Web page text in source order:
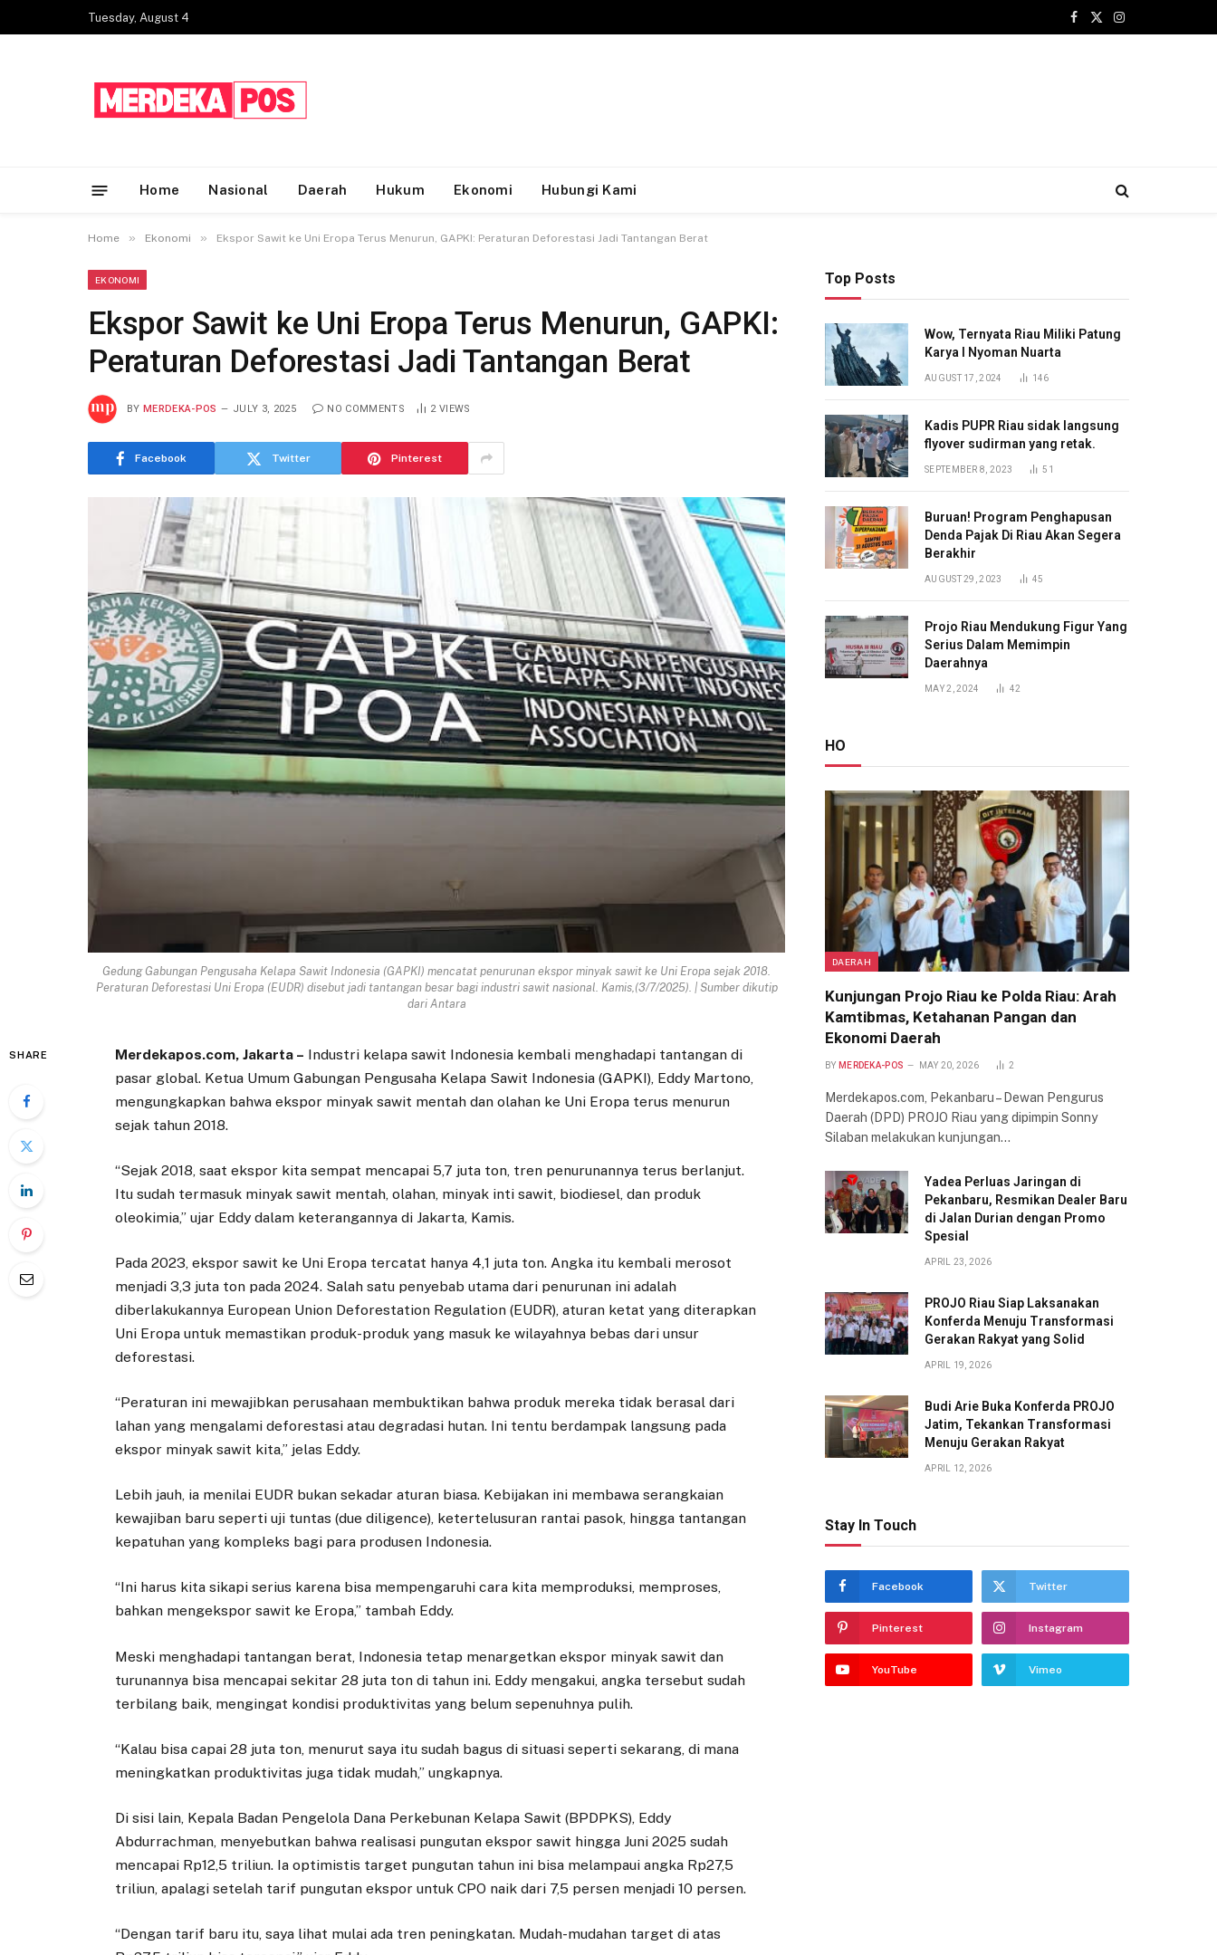
Tuesday, August 4
Facebook
X
Instagram
Home Nasional Daerah Hukum Ekonomi Hubungi Kami
Home » Ekonomi » Ekspor Sawit ke Uni Eropa Terus Menurun, GAPKI: Peraturan Deforestasi Jadi Tantangan Berat
EKONOMI
Ekspor Sawit ke Uni Eropa Terus Menurun, GAPKI:
Peraturan Deforestasi Jadi Tantangan Berat
BY MERDEKA-POS JULY 3, 2025 NO COMMENTS 2 VIEWS
Facebook Twitter Pinterest
Gedung Gabungan Pengusaha Kelapa Sawit Indonesia (GAPKI) mencatat penurunan ekspor minyak sawit ke Uni Eropa sejak 2018.
Peraturan Deforestasi Uni Eropa (EUDR) disebut jadi tantangan besar bagi industri sawit nasional. Kamis,(3/7/2025). | Sumber dikutip
dari Antara
SHARE Merdekapos.com, Jakarta – Industri kelapa sawit Indonesia kembali menghadapi tantangan di
pasar global. Ketua Umum Gabungan Pengusaha Kelapa Sawit Indonesia (GAPKI), Eddy Martono,
mengungkapkan bahwa ekspor minyak sawit mentah dan olahan ke Uni Eropa terus menurun
sejak tahun 2018.
“Sejak 2018, saat ekspor kita sempat mencapai 5,7 juta ton, tren penurunannya terus berlanjut.
Itu sudah termasuk minyak sawit mentah, olahan, minyak inti sawit, biodiesel, dan produk
oleokimia,” ujar Eddy dalam keterangannya di Jakarta, Kamis.
Pada 2023, ekspor sawit ke Uni Eropa tercatat hanya 4,1 juta ton. Angka itu kembali merosot
menjadi 3,3 juta ton pada 2024. Salah satu penyebab utama dari penurunan ini adalah
diberlakukannya European Union Deforestation Regulation (EUDR), aturan ketat yang diterapkan
Uni Eropa untuk memastikan produk-produk yang masuk ke wilayahnya bebas dari unsur
deforestasi.
“Peraturan ini mewajibkan perusahaan membuktikan bahwa produk mereka tidak berasal dari
lahan yang mengalami deforestasi atau degradasi hutan. Ini tentu berdampak langsung pada
ekspor minyak sawit kita,” jelas Eddy.
Lebih jauh, ia menilai EUDR bukan sekadar aturan biasa. Kebijakan ini membawa serangkaian
kewajiban baru seperti uji tuntas (due diligence), ketertelusuran rantai pasok, hingga tantangan
kepatuhan yang kompleks bagi para produsen Indonesia.
“Ini harus kita sikapi serius karena bisa mempengaruhi cara kita memproduksi, memproses,
bahkan mengekspor sawit ke Eropa,” tambah Eddy.
Meski menghadapi tantangan berat, Indonesia tetap menargetkan ekspor minyak sawit dan
turunannya bisa mencapai sekitar 28 juta ton di tahun ini. Eddy mengakui, angka tersebut sudah
terbilang baik, mengingat kondisi produktivitas yang belum sepenuhnya pulih.
“Kalau bisa capai 28 juta ton, menurut saya itu sudah bagus di situasi seperti sekarang, di mana
meningkatkan produktivitas juga tidak mudah,” ungkapnya.
Di sisi lain, Kepala Badan Pengelola Dana Perkebunan Kelapa Sawit (BPDPKS), Eddy
Abdurrachman, menyebutkan bahwa realisasi pungutan ekspor sawit hingga Juni 2025 sudah
mencapai Rp12,5 triliun. Ia optimistis target pungutan tahun ini bisa melampaui angka Rp27,5
triliun, apalagi setelah tarif pungutan ekspor untuk CPO naik dari 7,5 persen menjadi 10 persen.
“Dengan tarif baru itu, saya lihat mulai ada tren peningkatan. Mudah-mudahan target di atas
Top Posts
Wow, Ternyata Riau Miliki Patung
Karya I Nyoman Nuarta
AUGUST 17, 2024 146
Kadis PUPR Riau sidak langsung
flyover sudirman yang retak.
SEPTEMBER 8, 2023 51
Buruan! Program Penghapusan
Denda Pajak Di Riau Akan Segera
Berakhir
AUGUST 29, 2023 45
Projo Riau Mendukung Figur Yang
Serius Dalam Memimpin
Daerahnya
MAY 2, 2024 42
HO
DAERAH
Kunjungan Projo Riau ke Polda Riau: Arah
Kamtibmas, Ketahanan Pangan dan
Ekonomi Daerah
BY MERDEKA-POS MAY 20, 2026 2
Merdekapos.com, Pekanbaru – Dewan Pengurus
Daerah (DPD) PROJO Riau yang dipimpin Sonny
Silaban melakukan kunjungan…
Yadea Perluas Jaringan di
Pekanbaru, Resmikan Dealer Baru
di Jalan Durian dengan Promo
Spesial
APRIL 23, 2026
PROJO Riau Siap Laksanakan
Konferda Menuju Transformasi
Gerakan Rakyat yang Solid
APRIL 19, 2026
Budi Arie Buka Konferda PROJO
Jatim, Tekankan Transformasi
Menuju Gerakan Rakyat
APRIL 12, 2026
Stay In Touch
Facebook Twitter
Pinterest Instagram
YouTube Vimeo